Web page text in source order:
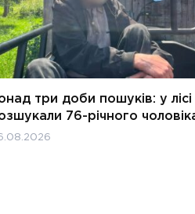
три доби пошуків: у лісі
76-річного